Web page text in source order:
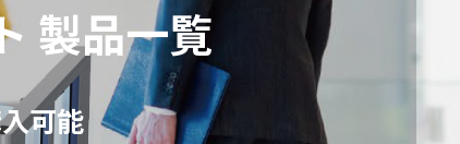
製品一覧
可能